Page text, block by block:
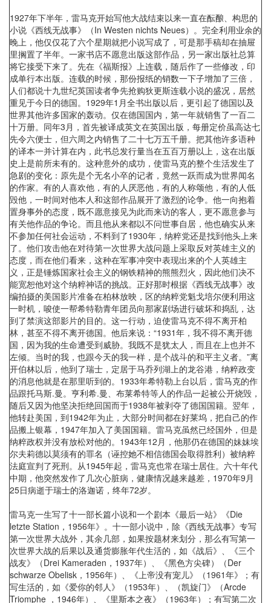
1927年下半年，雷马克开始写他大战结束以来一直在酝酿、构思的
小说《西线无战事》（In Westen nichts Neues）。完全利用业余的
晚上，他仅仅花了六个星期就把小说写成了，可是那手稿却在抽屉
里搁置了半年。一家书店不愿意出版这部作品，另一家出版社总算
将它接受下来了。先在《福斯报》上连载，随后作了一些修改，印
成单行本出版。连载的时候，那份报纸的销数一下子增加了三倍，
人们都说十九世纪英国读者争先抢购狄更斯连载小说的盛况，居然
重见于今日的德国。1929年1月全书出版以后，更引起了德国以及
世界其他许多国家的轰动。仅在德国国内，第一年就销售了一百二
十万册。同年3月，首先被译成英文在英国出版，每册定价虽高达七
先令六便士，但六周之内销售了二十七万五千册。把其他许多语种
的译本一并计算在内，此书总发行量当在五百万册以上，这在出版
史上是前所未有的。这种意外的成功，使雷马克的整个生活发生了
急剧的变化：原先是个无名小卒的记者，竟然一跃而成为世界闻名
的作家。有的人喜欢他，有的人厌恶他，有的人称颂他，有的人低
毁他，一时间对他本人和这部作品展开了激烈的论争。他一向抱着
置身事外的态度，既不愿意接见为此而来访的客人，更不愿意参与
有关他作品的争论。而且他从来都以不问世事自居，他也确实从来
不参加任何社会运动，不料到了1930年，纳粹党还是找到他头上来
了。他们攻击他在对待第一次世界大战问题上采取反对英雄主义的
态度，而在他们看来，这种在军事冲突中表现出来的个人英雄主
义，正是锤炼国家社会主义的钢铁精神的熊熊烈火，因此他们决不
能宽恕他对这个纳粹神话的挑战。正好那时根据《西线无战事》改
编拍摄的美国影片准备在柏林放映，区的纳粹党魁戈培尔便利用这
一时机，唆使一帮希特勒青年团员向那家剧场进行破坏和捣乱，达
到了禁演这部影片的目的。这一行动，迫使雷马克不得不离开柏
林，甚至不得不离开德国。他后来说：“1931年，我不得不离开德
国，因为我的生命遭受到威胁。我既不是犹太人，而且在上也并不
左倾。当时的我，也跟今天的我一样，是个战斗的和平主义者。”离
开伯林以后，他到了瑞士，定居于马乔列湖上的龙谷港，纳粹政变
的消息他就是在那里听到的。1933年希特勒上台以后，雷马克的作
品跟托马斯.曼。亨利希.曼、布莱希特等人的作品一起被公开烧毁，
随后又因为他坚决拒绝回国而于1938年被剥夺了德国国籍。翌年，
他转赴美国，到1942年为止，大部分时间都在好莱坞，把自己的作
品搬上银幕，1947年加入了美国国籍。雷马克虽然已经国外，但是
纳粹政权并没有放松对他的。1943年12月，他那仍在德国的妹妹埃
尔夫莉德以莫须有的罪名（诬控她不相信德国会取得胜利）被纳粹
法庭宣判了死刑。从1945年起，雷马克也常在瑞士居住。六十年代
中期，他突然发作了几次心脏病，健康情况越来越差，1970年9月
25日病逝于瑞士的洛迦诺，终年72岁。
雷马克一生写了十一部长篇小说和一个剧本《最后一站》《Die
letzte Station，1956年》。十一部小说中，除《西线无战事》专写
第一次世界大战外，其余几部，如果按题材来划分，那么有写第一
次世界大战的后果以及通货膨胀年代生活的，如《战后》、《三个
战友》（Drei Kameraden，1937年）、《黑色方尖碑）（Der
schwarze Obelisk，1956年）、《上帝没有宠儿》（1961年》；有
写生活的，如《爱你的邻人》（1953年）、（凯旋门》（Arcde
Triomphe ，1946年）、《里斯本之夜》（1963年）；有写第二次